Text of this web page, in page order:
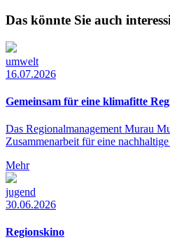
Das könnte Sie auch
umwelt
16.07.2026
Gemeinsam für eine klimafitte
Das Regionalmanagement Murau
Zusammenarbeit für eine
Mehr
jugend
30.06.2026
Regionskino